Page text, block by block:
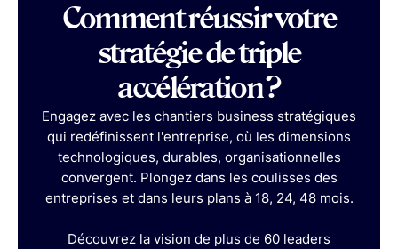
Comment réussir votre
stratégie de triple
accélération ?
Engagez avec les chantiers business stratégiques
qui redéfinissent l'entreprise, où les dimensions
technologiques, durables, organisationnelles
convergent. Plongez dans les coulisses des
entreprises et dans leurs plans à 18, 24, 48 mois.
Découvrez la vision de plus de 60 leaders